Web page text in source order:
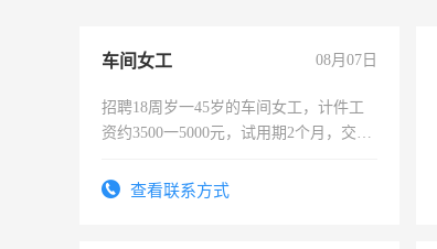
车间女工 08月07日
招聘18周岁一45岁的车间女工，计件工
资约3500一5000元，试用期2个月，交五
查看联系方式